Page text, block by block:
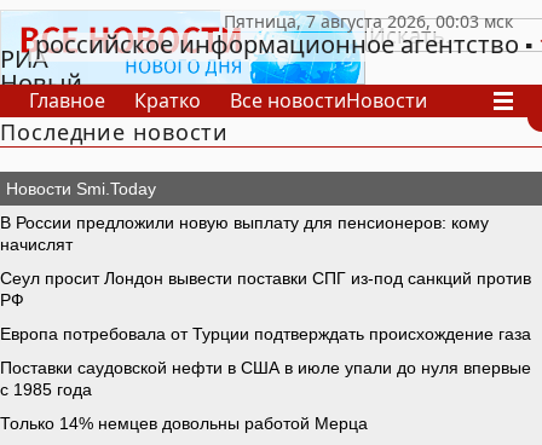
РИА
Новый
День
российское информационное агентство
Главное Кратко Все новостиНовости
В России
В мире
СпецпроектыПроекты Архив
Последние новости